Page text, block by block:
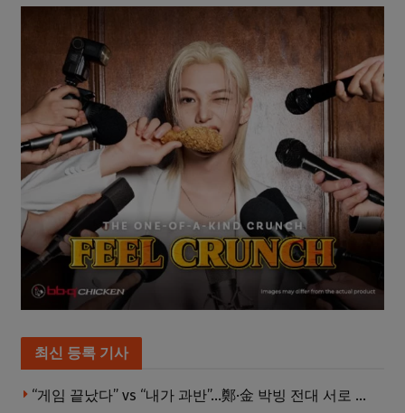
최신 등록 기사
“게임 끝났다” vs “내가 과반”…鄭·金 박빙 전대 서로 우위 주장